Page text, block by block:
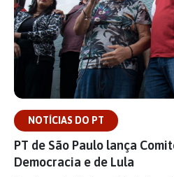
NOTÍCIAS DO PT
PT de São Paulo lança
Democracia e de Lula